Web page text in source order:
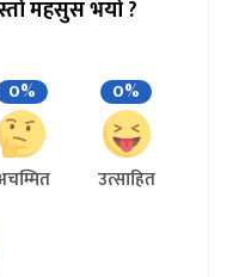
महसुस भयो ?
0% 0%
उत्साहित